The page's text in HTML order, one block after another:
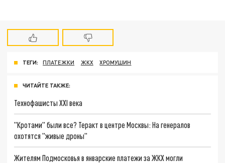
ТЕГИ: ПЛАТЕЖКИ ЖКХ ХРОМУШИН
ЧИТАЙТЕ ТАКЖЕ:
Технофашисты XXI века
"Кротами" были все? Теракт в центре Москвы: На генералов
охотятся "живые дроны"
Жителям Подмосковья в январские платежи за ЖКХ могли